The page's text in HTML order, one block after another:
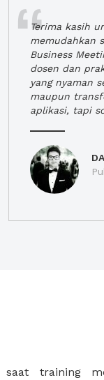
Terima kasih
memudahkan
Business
dosen dan
yang nyaman
maupun
aplikasi, tapi
saat training
jika training